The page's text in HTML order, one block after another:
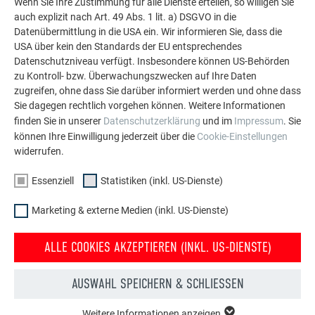
Fassade.
MEHR REFERENZEN ANSEHEN
auch explizit nach Art. 49 Abs. 1 lit. a) DSGVO in die
Datenübermittlung in die USA ein. Wir informieren Sie, dass die
USA über kein den Standards der EU entsprechendes
Datenschutzniveau verfügt. Insbesondere können US-Behörden
zu Kontroll- bzw. Überwachungszwecken auf Ihre Daten
zugreifen, ohne dass Sie darüber informiert werden und ohne dass
Sie dagegen rechtlich vorgehen können. Weitere Informationen
finden Sie in unserer Datenschutzerklärung und im Impressum. Sie
können Ihre Einwilligung jederzeit über die Cookie-Einstellungen
widerrufen.
Essenziell Statistiken (inkl. US-Dienste)
Marketing & externe Medien (inkl. US-Dienste)
ALLE COOKIES AKZEPTIEREN (INKL. US-DIENSTE)
AUSWAHL SPEICHERN & SCHLIESSEN